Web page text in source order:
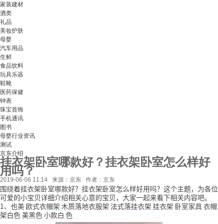
家装建材
酒类
礼品
美妆护肤
母婴
汽车用品
生鲜
食品饮料
玩具乐器
鞋靴
医药保健
钟表
珠宝首饰
手机通讯
图书
母婴行业资讯
测试
京东介绍
挂衣架卧室哪款好？挂衣架卧室怎么样好
用吗？
2019-06-06 11:14 来源：京东 作者：京东
围绕着挂衣架卧室哪款好？挂衣架卧室怎么样好用吗？这个主题，为各位
可爱的小宝贝详细介绍相关心意的宝贝，大家一起来看下相关内容吧。
1、也美 欧式衣帽架 木质落地衣服架 法式落挂衣架 挂衣架 卧室家具 衣帽
架白色 美黑色 小款白 色